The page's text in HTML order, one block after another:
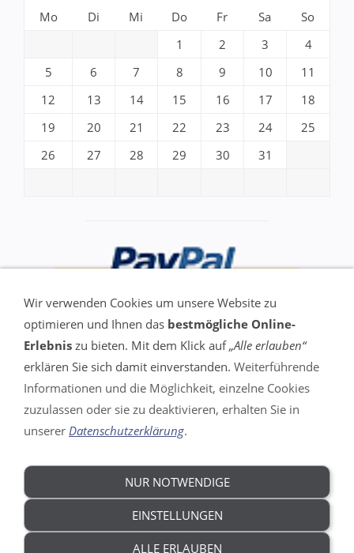
Mo
Di Mi Do Fr Sa
So
1
2 3
4
5
6 7 8 9 10
11
12
13 14 15 16 17
18
19
20 21 22 23 24
25
26
27 28 29 30 31
VERTRAG WIDERRUFEN
Impressum
Datenschutz
Versandkosten
Wir verwenden Cookies um unsere Website zu
optimieren und Ihnen das bestmögliche Online-
Erlebnis zu bieten. Mit dem Klick auf„Alle erlauben“
erklären Sie sich damit einverstanden. Weiterführende
Informationen und die Möglichkeit, einzelne Cookies
zuzulassen oder sie zu deaktivieren, erhalten Sie in
unserer Datenschutzerklärung.
NUR NOTWENDIGE
EINSTELLUNGEN
ALLE ERLAUBEN